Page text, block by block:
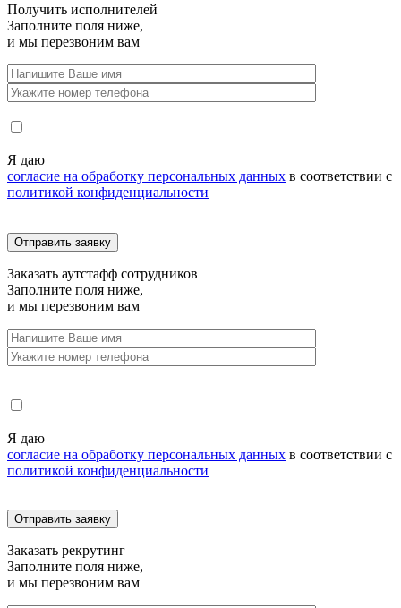
Получить исполнителей
Заполните поля ниже,
и мы перезвоним вам
Я даю
согласие на обработку персональных данных в соответствии с
политикой конфиденциальности
Заказать аутстафф сотрудников
Заполните поля ниже,
и мы перезвоним вам
Я даю
согласие на обработку персональных данных в соответствии с
политикой конфиденциальности
Заказать рекрутинг
Заполните поля ниже,
и мы перезвоним вам